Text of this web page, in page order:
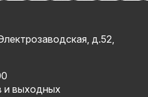
д.52,
и выходных